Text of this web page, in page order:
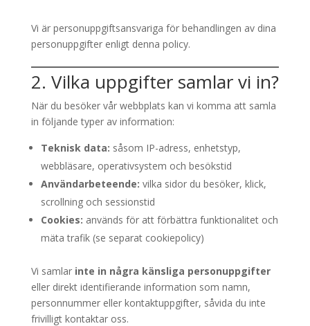
Vi är personuppgiftsansvariga för behandlingen av dina
personuppgifter enligt denna policy.
2. Vilka uppgifter samlar vi in?
När du besöker vår webbplats kan vi komma att samla
in följande typer av information:
Teknisk data: såsom IP-adress, enhetstyp,
webbläsare, operativsystem och besökstid
Användarbeteende: vilka sidor du besöker, klick,
scrollning och sessionstid
Cookies: används för att förbättra funktionalitet och
mäta trafik (se separat cookiepolicy)
Vi samlar inte in några känsliga personuppgifter
eller direkt identifierande information som namn,
personnummer eller kontaktuppgifter, såvida du inte
frivilligt kontaktar oss.